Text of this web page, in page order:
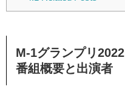
M-1グランプリ
番組概要と出演者